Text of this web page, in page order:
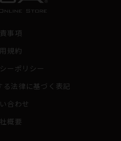
事項
規約
ーポリシー
る法律に基づく表記
合わせ
概要